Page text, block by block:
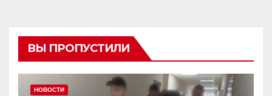
ВЫ ПРОПУСТИЛИ
НОВОСТИ